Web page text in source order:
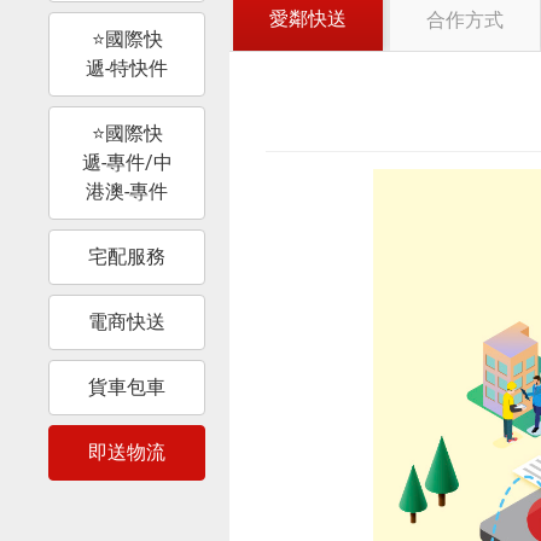
⭐國際快
遞-特快件
⭐國際快
遞-專件/中
港澳-專件
宅配服務
電商快送
貨車包車
即送物流
愛鄰快送 合作方式